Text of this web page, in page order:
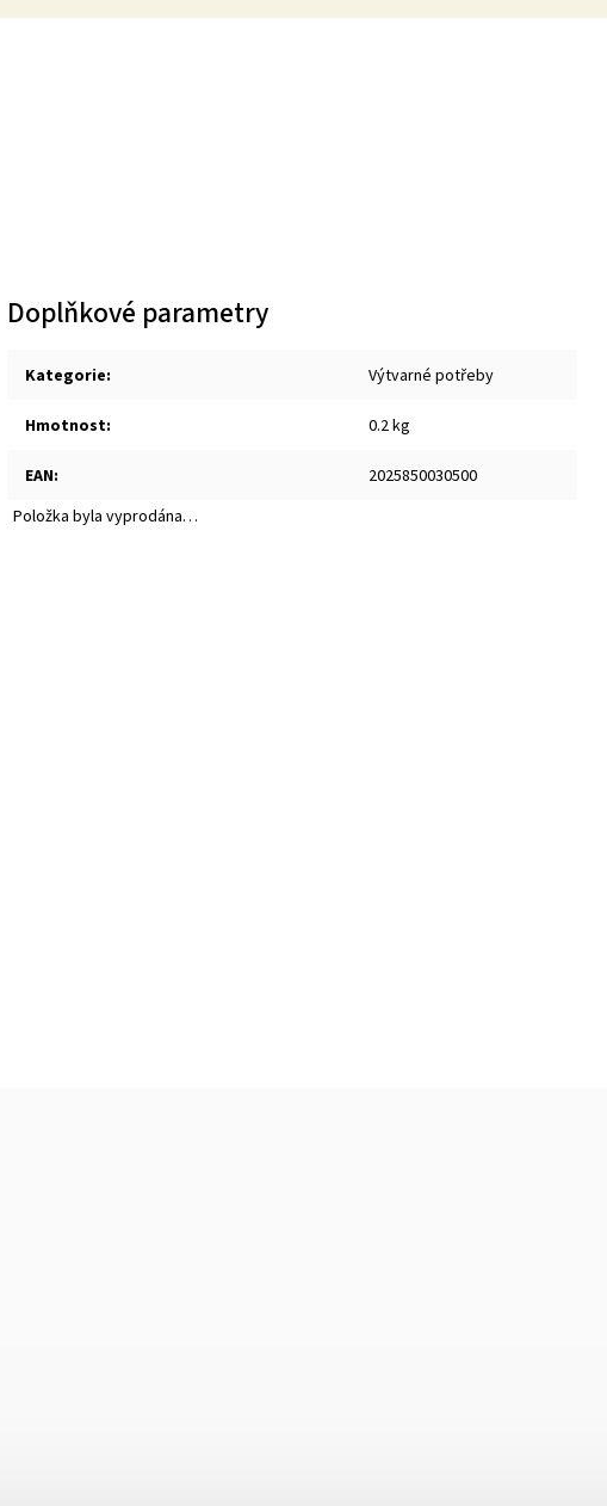
Doplňkové parametry
Kategorie: Výtvarné potřeby
Hmotnost: 0.2 kg
EAN:
2025850030500
Položka byla vyprodána…